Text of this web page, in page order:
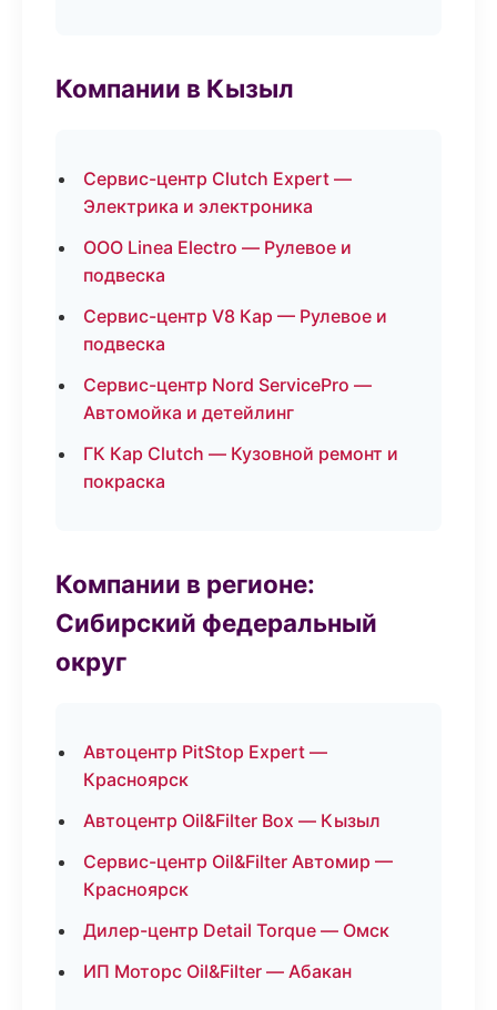
Компании в Кызыл
Сервис-центр Clutch Expert —
Электрика и электроника
ООО Linea Electro — Рулевое и
подвеска
Сервис-центр V8 Кар — Рулевое и
подвеска
Сервис-центр Nord ServicePro —
Автомойка и детейлинг
ГК Кар Clutch — Кузовной ремонт и
покраска
Компании в регионе:
Сибирский федеральный
округ
Автоцентр PitStop Expert —
Красноярск
Автоцентр Oil&Filter Box — Кызыл
Сервис-центр Oil&Filter Автомир —
Красноярск
Дилер-центр Detail Torque — Омск
ИП Моторс Oil&Filter — Абакан